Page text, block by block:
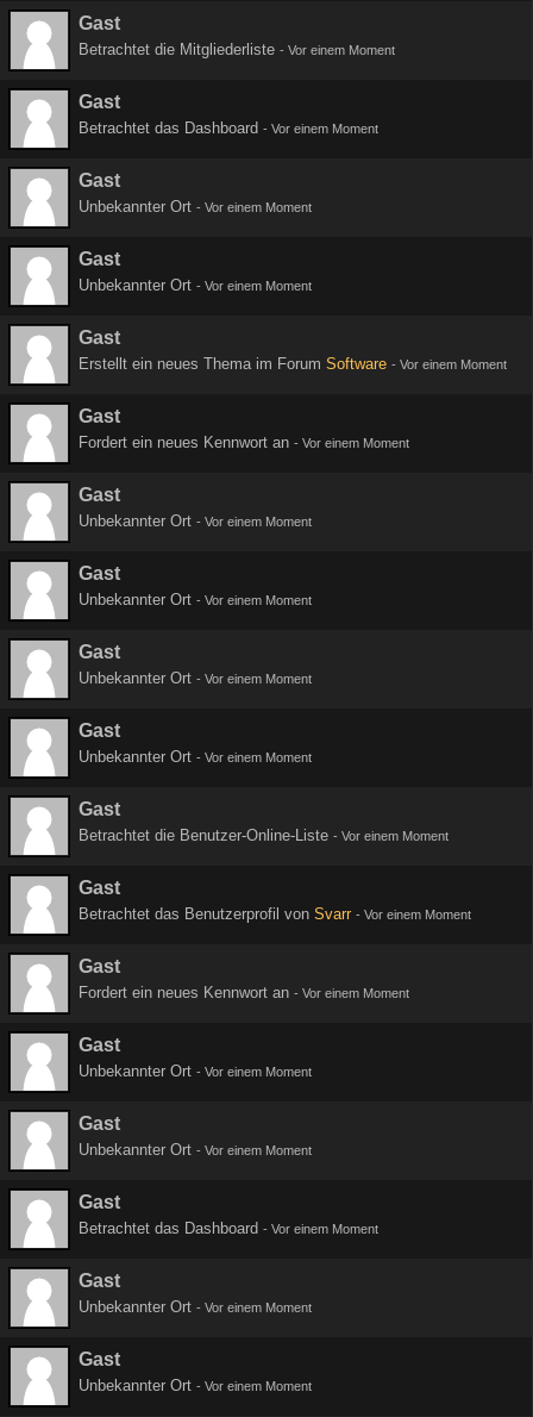
Gast
Betrachtet die Mitgliederliste - Vor einem Moment
Gast
Betrachtet das Dashboard - Vor einem Moment
Gast
Unbekannter Ort - Vor einem Moment
Gast
Unbekannter Ort - Vor einem Moment
Gast
Erstellt ein neues Thema im Forum Software - Vor einem Moment
Gast
Fordert ein neues Kennwort an - Vor einem Moment
Gast
Unbekannter Ort - Vor einem Moment
Gast
Unbekannter Ort - Vor einem Moment
Gast
Unbekannter Ort - Vor einem Moment
Gast
Unbekannter Ort - Vor einem Moment
Gast
Betrachtet die Benutzer-Online-Liste - Vor einem Moment
Gast
Betrachtet das Benutzerprofil von Svarr - Vor einem Moment
Gast
Fordert ein neues Kennwort an - Vor einem Moment
Gast
Unbekannter Ort - Vor einem Moment
Gast
Unbekannter Ort - Vor einem Moment
Gast
Betrachtet das Dashboard - Vor einem Moment
Gast
Unbekannter Ort - Vor einem Moment
Gast
Unbekannter Ort - Vor einem Moment